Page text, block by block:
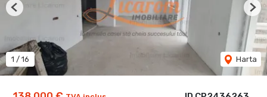
1 / 16 Harta
Previous